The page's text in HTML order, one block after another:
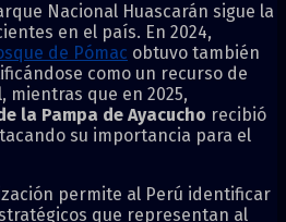
Nacional Huascarán sigue la
en el país. En 2024,
de Pómac obtuvo también
como un recurso de
que en 2025,
la Pampa de Ayacucho recibió
su importancia para el
permite al Perú identificar
que representan al